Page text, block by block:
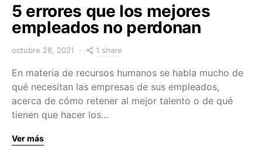
5 errores que los mejores
empleados no perdonan
octubre 28, 2021 1 share
En materia de recursos humanos se habla mucho de
qué necesitan las empresas de sus empleados,
acerca de cómo retener al mejor talento o de qué
tienen que hacer los…
Ver más